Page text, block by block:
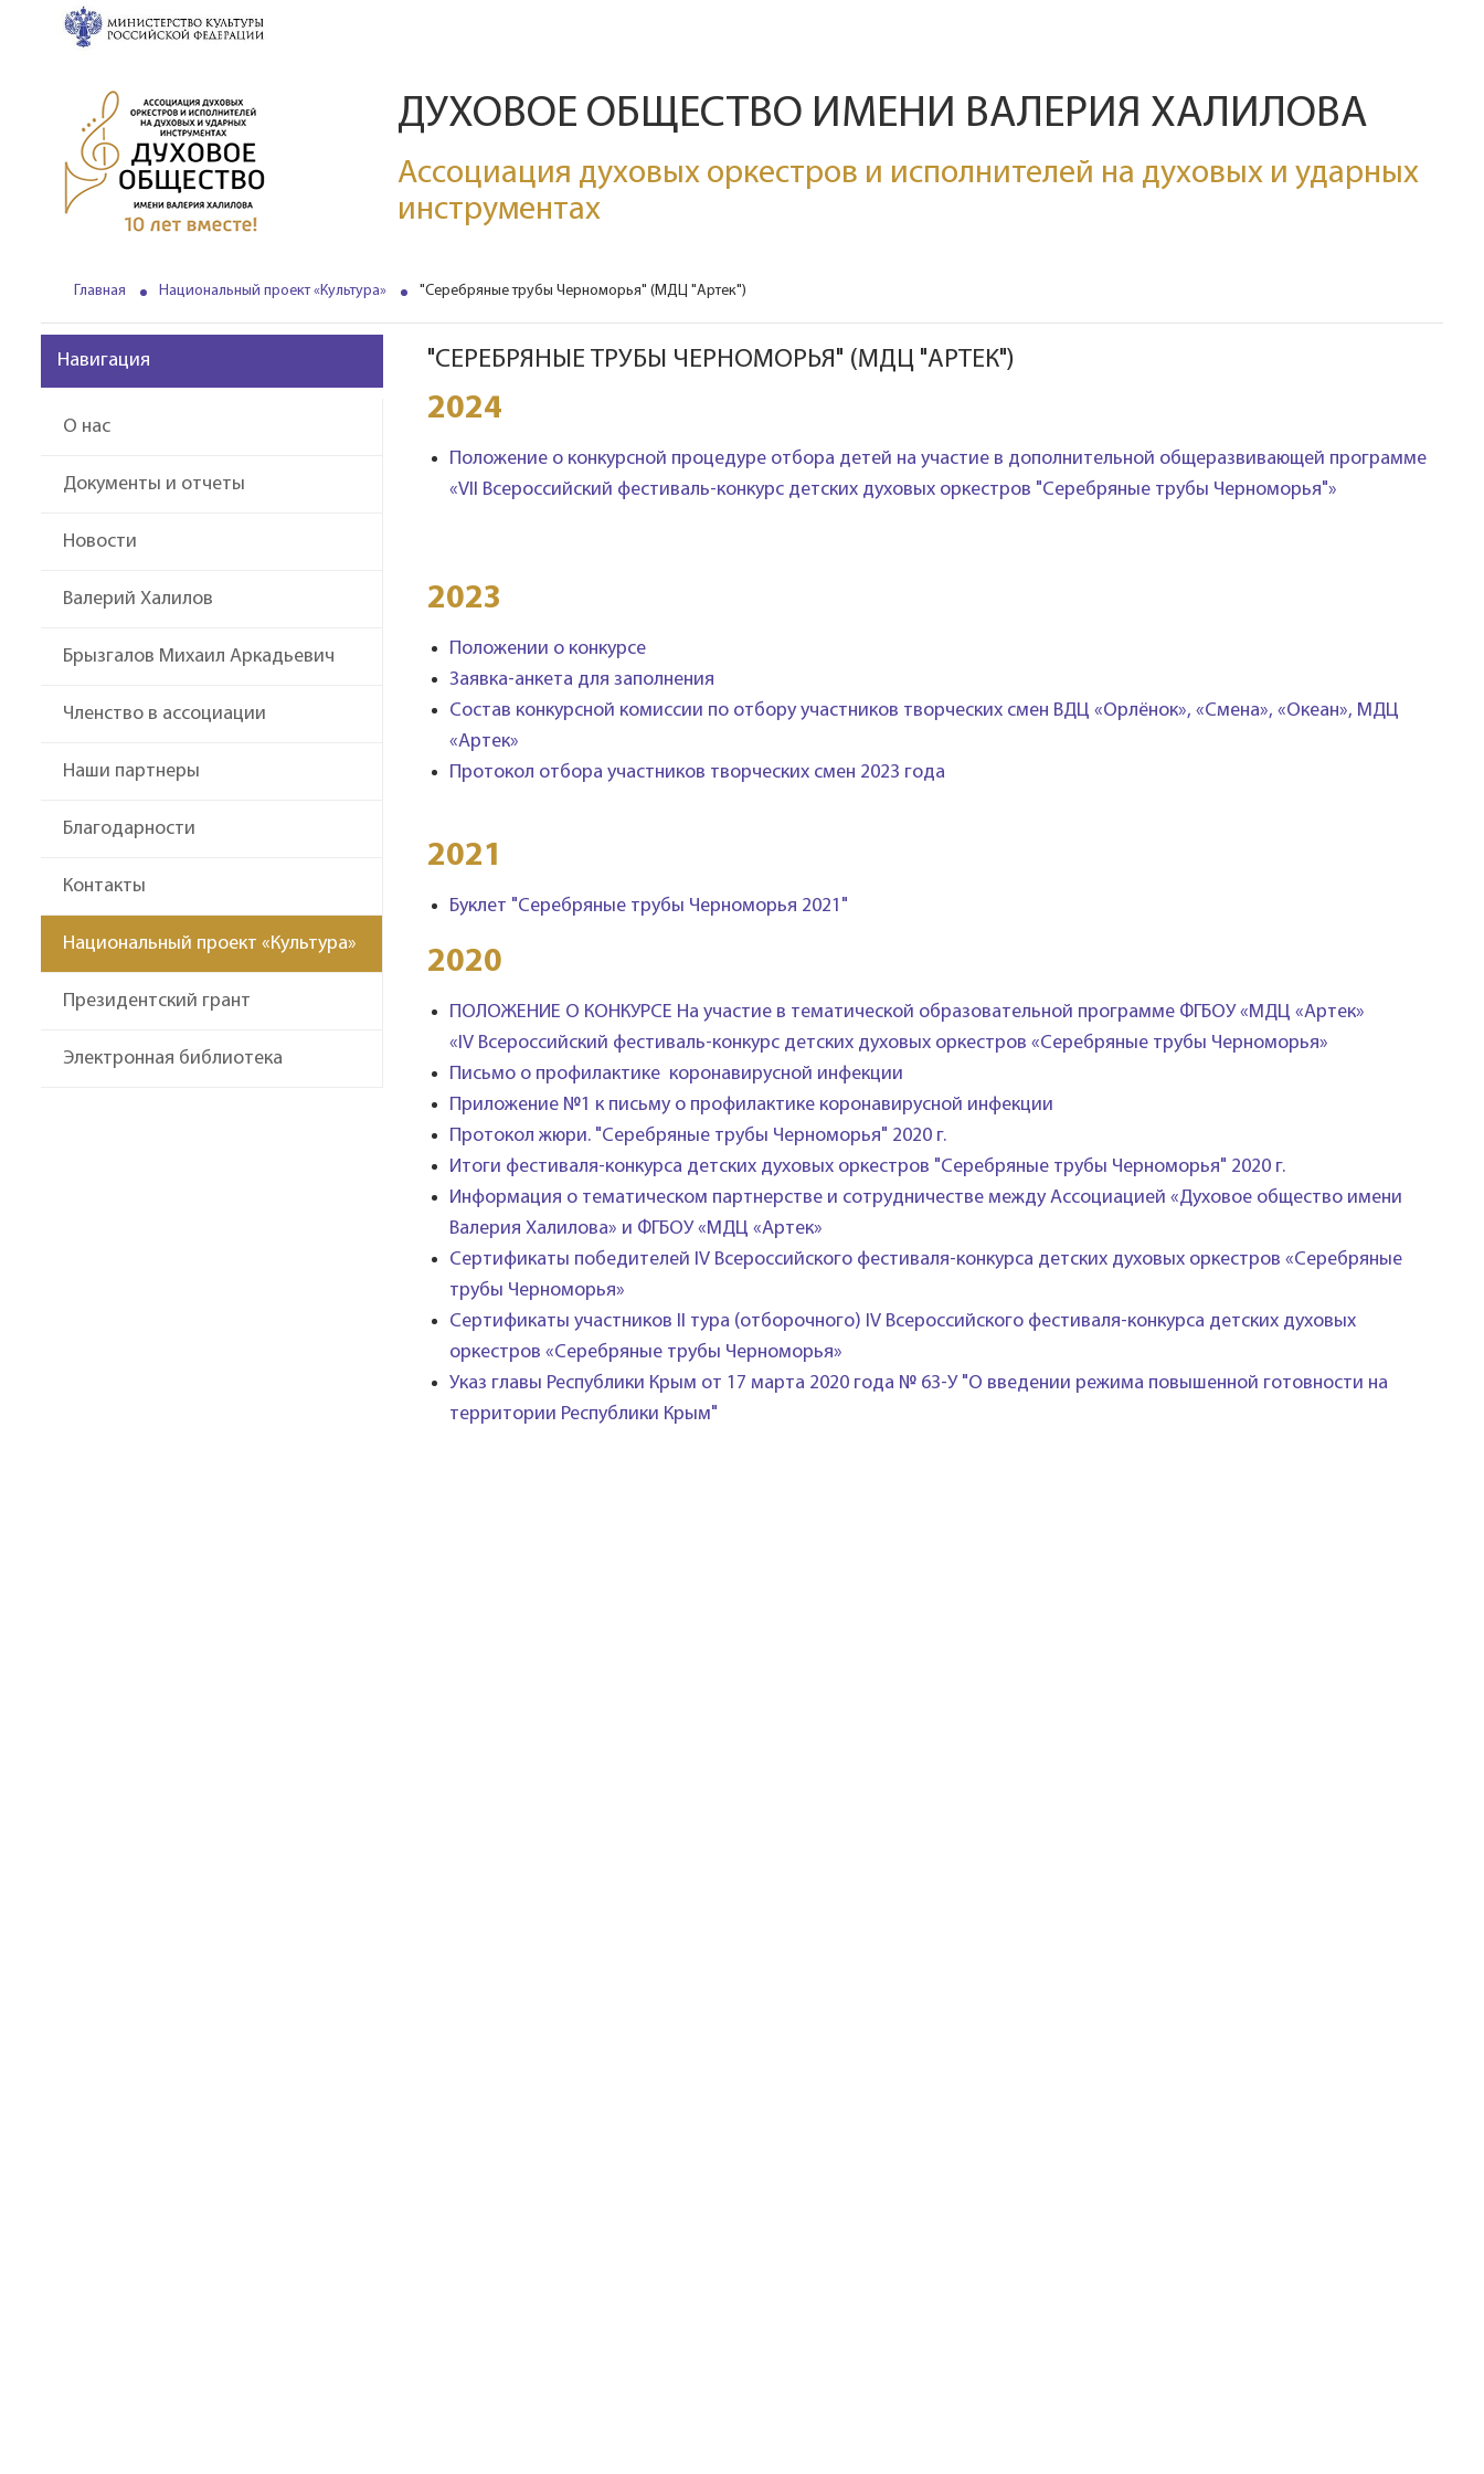
ДУХОВОЕ ОБЩЕСТВО ИМЕНИ ВАЛЕРИЯ ХАЛИЛОВА
Ассоциация духовых оркестров и исполнителей на духовых и ударных
инструментах
Главная Национальный проект «Культура» "Серебряные трубы Черноморья" (МДЦ "Артек")
Навигация
О нас
Документы и отчеты
Новости
Валерий Халилов
Брызгалов Михаил Аркадьевич
Членство в ассоциации
Наши партнеры
Благодарности
Контакты
Национальный проект «Культура»
Президентский грант
Электронная библиотека
"СЕРЕБРЯНЫЕ ТРУБЫ ЧЕРНОМОРЬЯ" (МДЦ "АРТЕК")
2024
Положение о конкурсной процедуре отбора детей на участие в дополнительной общеразвивающей программе
«VII Всероссийский фестиваль-конкурс детских духовых оркестров "Серебряные трубы Черноморья"»
2023
Положении о конкурсе
Заявка-анкета для заполнения
Состав конкурсной комиссии по отбору участников творческих смен ВДЦ «Орлёнок», «Смена», «Океан», МДЦ
«Артек»
Протокол отбора участников творческих смен 2023 года
2021
Буклет "Серебряные трубы Черноморья 2021"
2020
ПОЛОЖЕНИЕ О КОНКУРСЕ На участие в тематической образовательной программе ФГБОУ «МДЦ «Артек»
«IV Всероссийский фестиваль-конкурс детских духовых оркестров «Серебряные трубы Черноморья»
Письмо о профилактике коронавирусной инфекции
Приложение №1 к письму о профилактике коронавирусной инфекции
Протокол жюри. "Серебряные трубы Черноморья" 2020 г.
Итоги фестиваля-конкурса детских духовых оркестров "Серебряные трубы Черноморья" 2020 г.
Информация о тематическом партнерстве и сотрудничестве между Ассоциацией «Духовое общество имени
Валерия Халилова» и ФГБОУ «МДЦ «Артек»
Сертификаты победителей IV Всероссийского фестиваля-конкурса детских духовых оркестров «Серебряные
трубы Черноморья»
Сертификаты участников II тура (отборочного) IV Всероссийского фестиваля-конкурса детских духовых
оркестров «Серебряные трубы Черноморья»
Указ главы Республики Крым от 17 марта 2020 года № 63-У "О введении режима повышенной готовности на
территории Республики Крым"